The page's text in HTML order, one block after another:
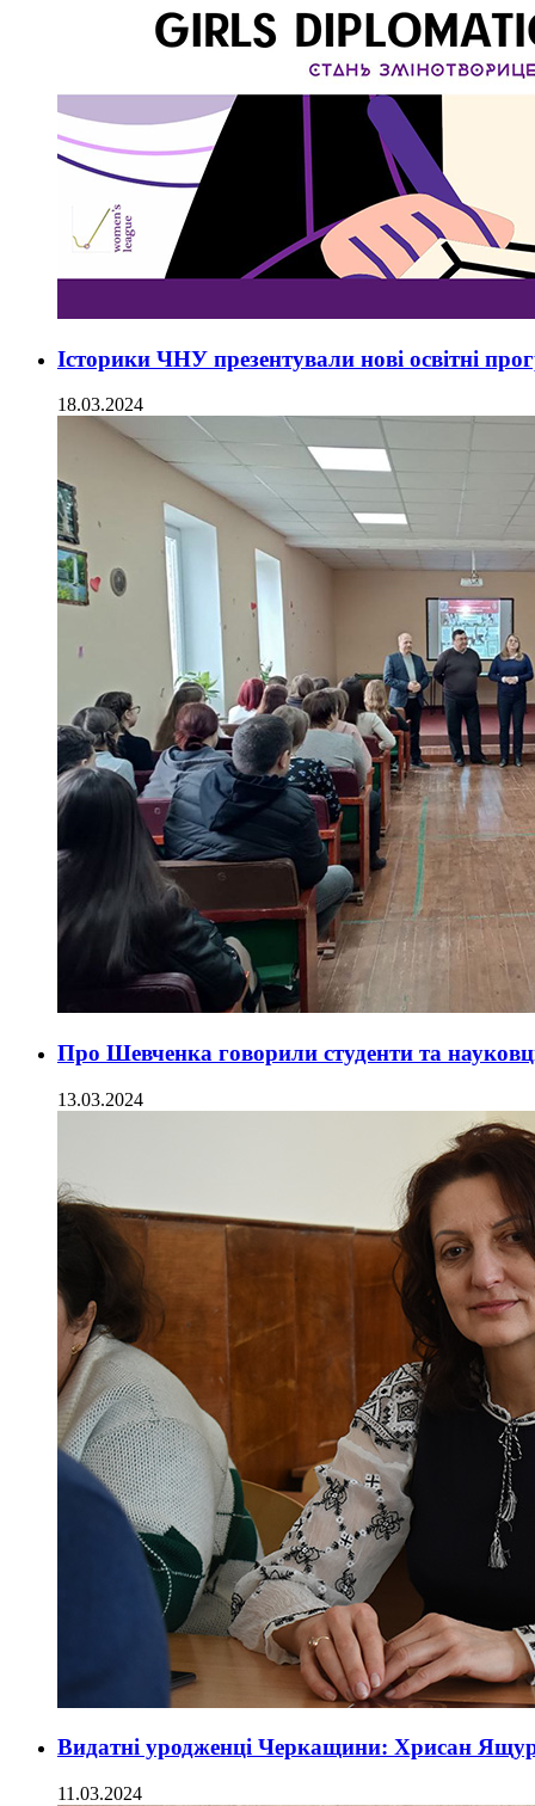
Історики ЧНУ презентували нові освітні
18.03.2024
Про Шевченка говорили студенти та
13.03.2024
Видатні уродженці Черкащини: Хрисан
11.03.2024